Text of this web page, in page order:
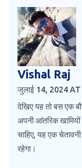
Vishal Raj
जुलाई 14, 2024
देखिए यह तो बस एक
अपनी आंतरिक खामियों
चाहिए, यह एक
रहेगा।